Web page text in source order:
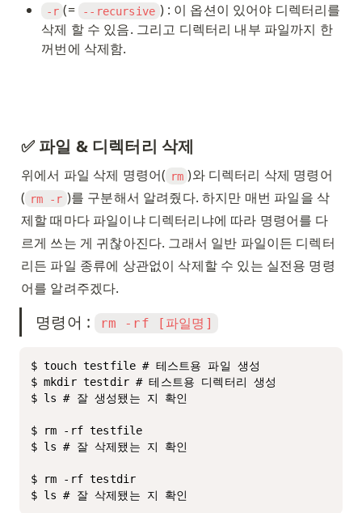
-r (= --recursive ) : 이 옵션이 있어야 디렉터리를
삭제 할 수 있음. 그리고 디렉터리 내부 파일까지 한
꺼번에 삭제함.
✅ 파일 & 디렉터리 삭제
위에서 파일 삭제 명령어( rm )와 디렉터리 삭제 명령어
( rm -r )를 구분해서 알려줬다. 하지만 매번 파일을 삭
제할 때마다 파일이냐 디렉터리냐에 따라 명령어를 다
르게 쓰는 게 귀찮아진다. 그래서 일반 파일이든 디렉터
리든 파일 종류에 상관없이 삭제할 수 있는 실전용 명령
어를 알려주겠다.
명령어 : rm -rf [파일명]
$ touch testfile # 테스트용 파일 생성
$ mkdir testdir # 테스트용 디렉터리 생성
$ ls # 잘 생성됐는 지 확인
$ rm -rf testfile
$ ls # 잘 삭제됐는 지 확인
$ rm -rf testdir
$ ls # 잘 삭제됐는 지 확인